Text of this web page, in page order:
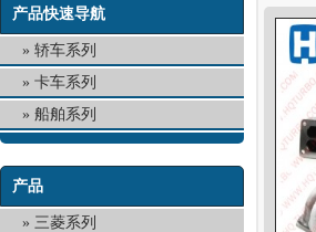
产品快速导航
轿车系列
卡车系列
船舶系列
产品
三菱系列